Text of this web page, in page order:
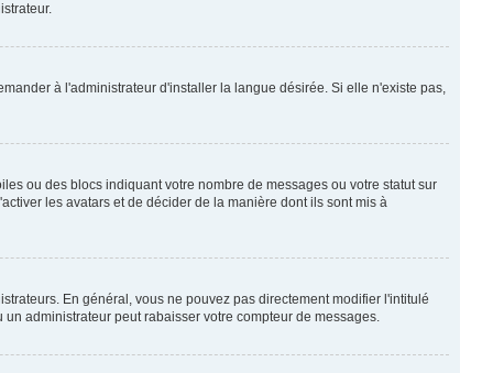
à l'administrateur d'installer la langue désirée. Si elle n'existe pas,
ou des blocs indiquant votre nombre de messages ou votre statut sur
les avatars et de décider de la manière dont ils sont mis à
En général, vous ne pouvez pas directement modifier l'intitulé
administrateur peut rabaisser votre compteur de messages.